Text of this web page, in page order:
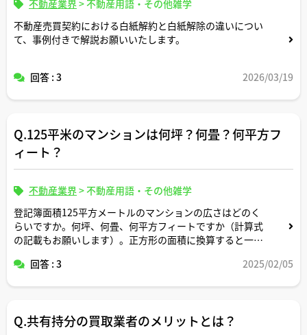
不動産業界>不動産用語・その他雑学
不動産売買契約における白紙解約と白紙解除の違いについ
て、事例付きで解説お願いいたします。
回答 : 3 2026/03/19
Q.125平米のマンションは何坪？何畳？何平方フ
ィート？
不動産業界>不動産用語・その他雑学
登記簿面積125平方メートルのマンションの広さはどのく
らいですか。何坪、何畳、何平方フィートですか（計算式
の記載もお願いします）。正方形の面積に換算すると一辺
か。回答 : 3 2025/02/05
Q.共有持分の買取業者のメリットとは？